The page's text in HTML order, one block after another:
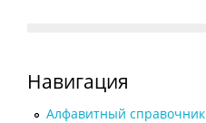
Навигация
Алфавитный справочник